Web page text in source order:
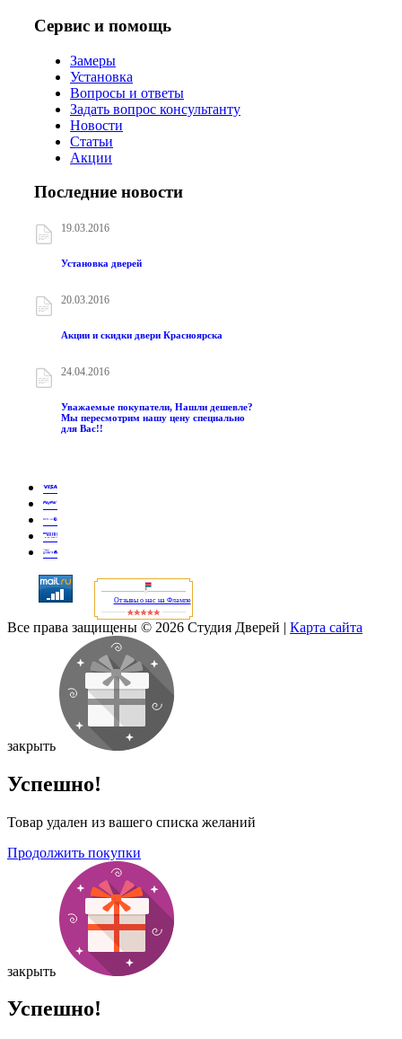
Сервис и помощь
Замеры
Установка
Вопросы и ответы
Задать вопрос консультанту
Новости
Статьи
Акции
Последние новости
19.03.2016
Установка дверей
20.03.2016
Акции и скидки двери Красноярска
24.04.2016
Уважаемые покупатели, Нашли дешевле?
Мы пересмотрим нашу цену специально
для Вас!!
Отзывы о нас на Флампе
Все права защищены © 2026 Студия Дверей | Карта сайта
закрыть
Успешно!
Товар удален из вашего списка желаний
Продолжить покупки
закрыть
Успешно!